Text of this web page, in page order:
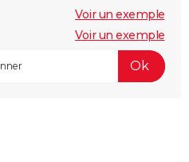
Voir un exemple
Voir un exemple